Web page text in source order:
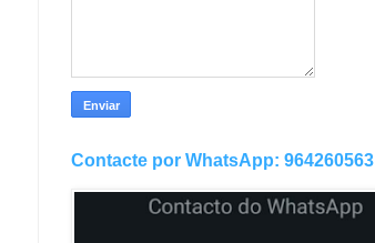
Contacte por WhatsApp: 964260563